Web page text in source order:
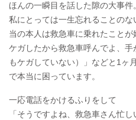
ほんの一瞬目を話した隙の大事件。
私にとっては一生忘れることのな
当の本人は救急車に乗れたこと
ケガしたから救急車呼んでよ、
もケガしていない）」などと1ヶ
で本当に困っています。
一応電話をかけるふりをして
「そうですよね、救急車さん忙